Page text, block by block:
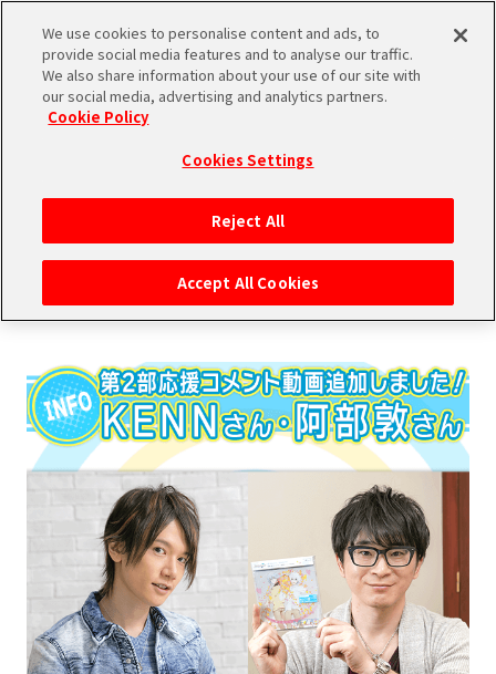
2016.05.12
INFORMATION
第2部応援コメント動画追加しました！
We use cookies to personalise content and ads, to
provide social media features and to analyse our traffic.
We also share information about your use of our site with
our social media, advertising and analytics partners.
Cookie Policy
Cookies Settings
Reject All
Accept All Cookies